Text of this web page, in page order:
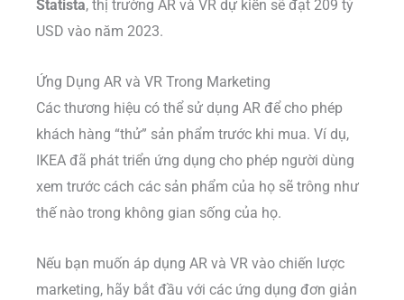
Statista, thị trường AR và VR dự kiến sẽ đạt 209 tỷ
USD vào năm 2023.
Ứng Dụng AR và VR Trong Marketing
Các thương hiệu có thể sử dụng AR để cho phép
khách hàng “thử” sản phẩm trước khi mua. Ví dụ,
IKEA đã phát triển ứng dụng cho phép người dùng
xem trước cách các sản phẩm của họ sẽ trông như
thế nào trong không gian sống của họ.
Nếu bạn muốn áp dụng AR và VR vào chiến lược
marketing, hãy bắt đầu với các ứng dụng đơn giản